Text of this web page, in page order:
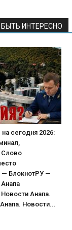
ИНТЕРЕСНО
сегодня 2026:
Слово
— БлокнотРУ —
Анапа.
Новости...